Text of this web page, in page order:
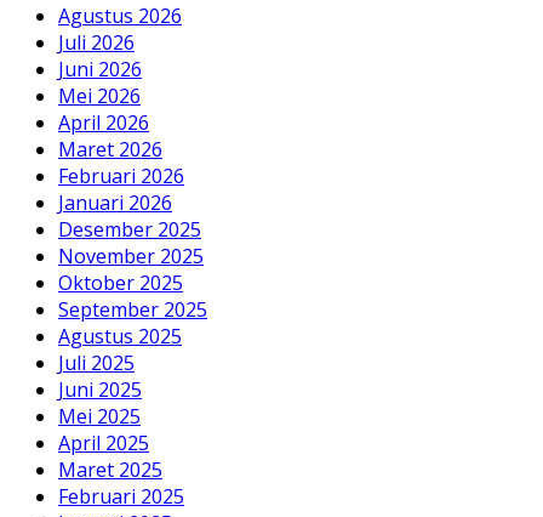
Agustus 2026
Juli 2026
Juni 2026
Mei 2026
April 2026
Maret 2026
Februari 2026
Januari 2026
Desember 2025
November 2025
Oktober 2025
September 2025
Agustus 2025
Juli 2025
Juni 2025
Mei 2025
April 2025
Maret 2025
Februari 2025